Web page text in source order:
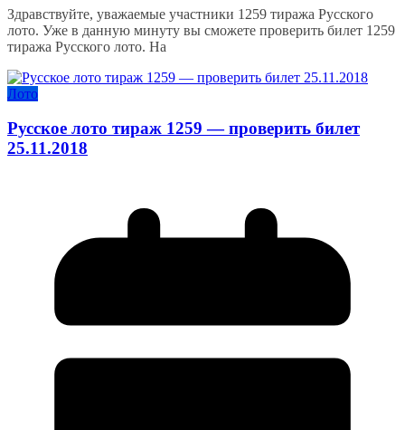
Здравствуйте, уважаемые участники 1259 тиража Русского
лото. Уже в данную минуту вы сможете проверить билет 1259
тиража Русского лото. На
Лото
Русское лото тираж 1259 — проверить билет
25.11.2018